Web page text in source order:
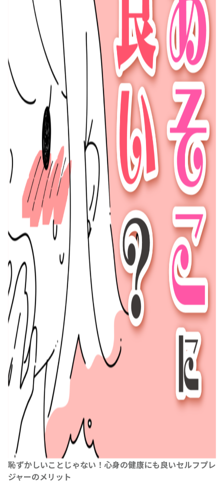
恥ずかしいことじゃない！心身の健康にも良いセルフプレ
ジャーのメリット